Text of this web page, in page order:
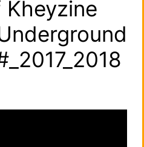
Kheyzine